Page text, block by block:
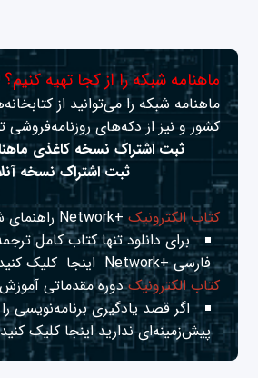
ماهنامه شبکه را از کجا تهیه کنیم؟
ماهنامه شبکه را می‌توانید از
کشور و نیز از دکه‌های روزنامه‌فروشی
ثبت اشتراک نسخه کاغذی
ثبت اشتراک نسخه
کتاب الکترونیک+Network راهنمای شبکه‌ها
برای دانلود تنها کتاب کامل
فارسی +Network
اینجا کلیک
کتاب الکترونیکدوره مقدماتی
اگر قصد یادگیری برنامه‌نویسی
پیش‌زمینه‌ای نداریداینجا کلیک